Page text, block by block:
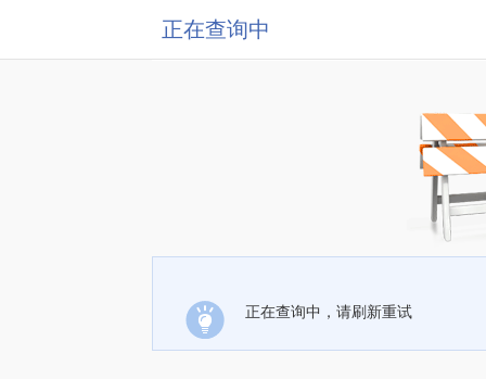
正在查询中
正在查询中，请刷新重试